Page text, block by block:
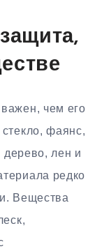
чем его
фаянс,
дерево, лен и
редко
Вещества